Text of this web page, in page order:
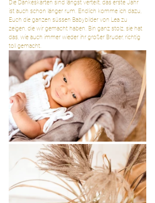
Die Dankeskarten sind längst verteilt, das erste Jahr
ist auch schon länger rum. Endlich komme ich dazu,
Euch die ganzen süssen Babybilder von Lea zu
zeigen, die wir gemacht haben. Bin ganz stolz, sie hat
das, wie auch immer wieder ihr großer Bruder, richtig
toll gemacht.